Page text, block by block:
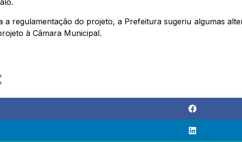
a regulamentação do projeto, a Prefeitura sugeriu algumas
à Câmara Municipal.